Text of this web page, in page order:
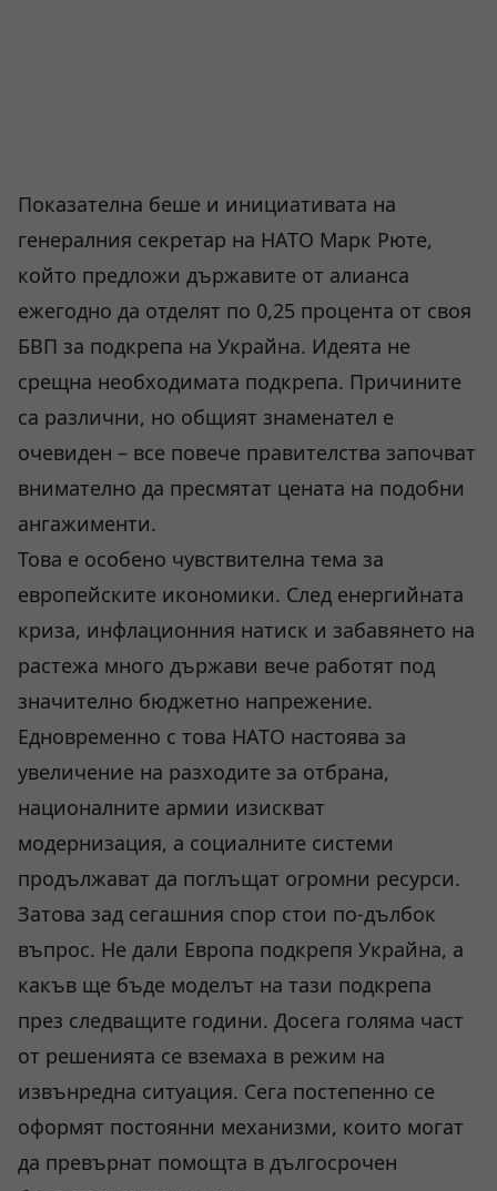
Показателна беше и инициативата на
генералния секретар на НАТО Марк Рюте,
който предложи държавите от алианса
ежегодно да отделят по 0,25 процента от своя
БВП за подкрепа на Украйна. Идеята не
срещна необходимата подкрепа. Причините
са различни, но общият знаменател е
очевиден – все повече правителства започват
внимателно да пресмятат цената на подобни
ангажименти.
Това е особено чувствителна тема за
европейските икономики. След енергийната
криза, инфлационния натиск и забавянето на
растежа много държави вече работят под
значително бюджетно напрежение.
Едновременно с това НАТО настоява за
увеличение на разходите за отбрана,
националните армии изискват
модернизация, а социалните системи
продължават да поглъщат огромни ресурси.
Затова зад сегашния спор стои по-дълбок
въпрос. Не дали Европа подкрепя Украйна, а
какъв ще бъде моделът на тази подкрепа
през следващите години. Досега голяма част
от решенията се вземаха в режим на
извънредна ситуация. Сега постепенно се
оформят постоянни механизми, които могат
да превърнат помощта в дългосрочен